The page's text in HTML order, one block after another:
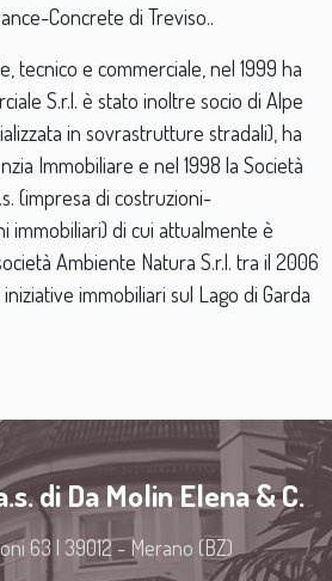
Concrete di Treviso..
tecnico e commerciale, nel 1999 ha
S.r.l. è stato inoltre socio di Alpe
in sovrastrutture stradali), ha
Immobiliare e nel 1998 la Società
(impresa di costruzioni-
immobiliari) di cui attualmente è
Ambiente Natura S.r.l. tra il 2006
immobiliari sul Lago di Garda
di Da Molin Elena & C.
63 | 39012 - Merano (BZ)